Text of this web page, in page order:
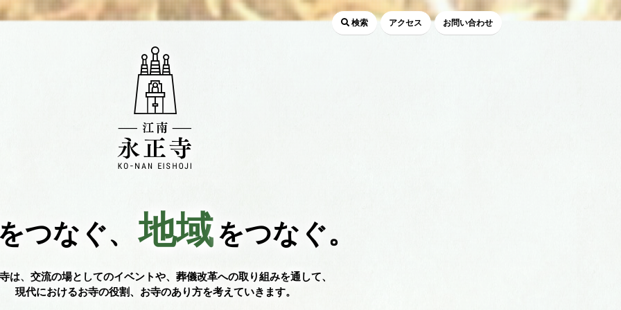
検索 アクセス お問い合わせ
つなぐ、 地域をつなぐ。
は、交流の場としてのイベントや、葬儀改革への取り組みを通して、
現代におけるお寺の役割、お寺のあり方を考えていきます。